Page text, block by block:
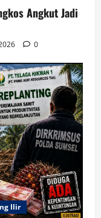
Angkut Jadi
0
Ilir